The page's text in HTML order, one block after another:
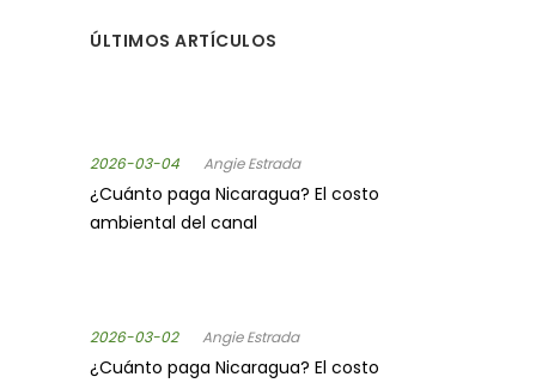
ÚLTIMOS ARTÍCULOS
2026-03-04 Angie Estrada
¿Cuánto paga Nicaragua? El costo
ambiental del canal
2026-03-02 Angie Estrada
¿Cuánto paga Nicaragua? El costo